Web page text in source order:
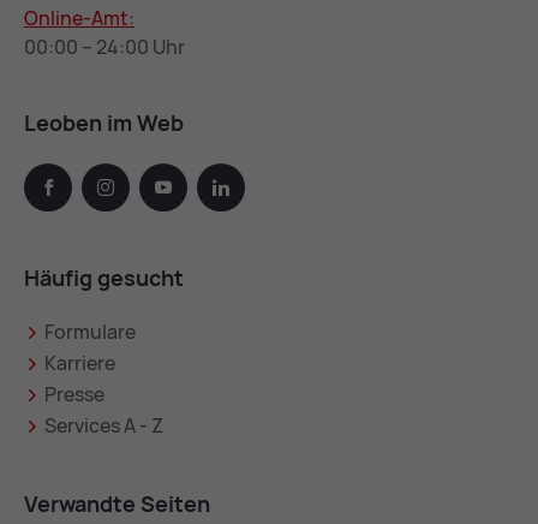
Online-Amt:
00:00 – 24:00 Uhr
Leoben im Web
facebook instagramyoutube linkedin
Häufig gesucht
Formulare
Karriere
Presse
Services A - Z
Verwandte Seiten